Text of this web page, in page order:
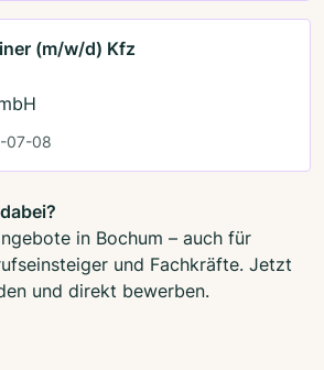
(m/w/d) Kfz
07-08
in Bochum – auch für
und Fachkräfte. Jetzt
und direkt bewerben.